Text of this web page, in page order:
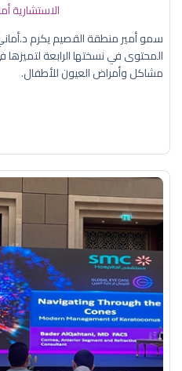
الاستشارية
سمو أمير منطقة القصيم يكرم
المحتوى في نسختها الرابعة لتميزها
مشاكل وأمراض العيون للأطفال.